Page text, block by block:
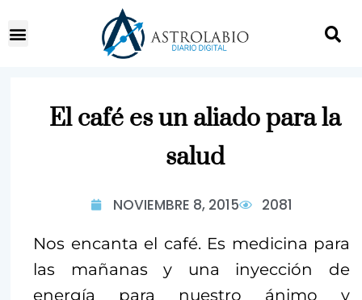
El café es un aliado para la
salud
NOVIEMBRE 8, 2015
2081
Nos encanta el café. Es medicina para
las mañanas y una inyección de
energía para nuestro ánimo y